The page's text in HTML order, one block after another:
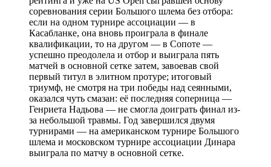
соревнования серии Большого шлема без отбора:
если на одном турнире ассоциации — в
Касабланке, она вновь проиграла в финале
квалификации, то на другом — в Сопоте —
успешно преодолела и отбор и выиграла пять
матчей в основной сетке затем, завоевав свой
первый титул в элитном протуре; итоговый
триумф, не смотря на три победы над сеянными,
оказался чуть смазан: её последняя соперница —
Генриета Надьова — не смогла доиграть финал из-
за небольшой травмы. Год завершился двумя
турнирами — на американском турнире Большого
шлема и московском турнире ассоциации Динара
выиграла по матчу в основной сетке.